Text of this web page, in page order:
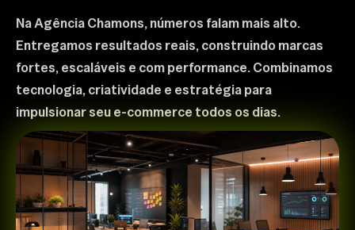
Na Agência Chamons, números falam mais alto.
Entregamos resultados reais, construindo marcas
fortes, escaláveis e com performance. Combinamos
tecnologia, criatividade e estratégia para
impulsionar seu e-commerce todos os dias.